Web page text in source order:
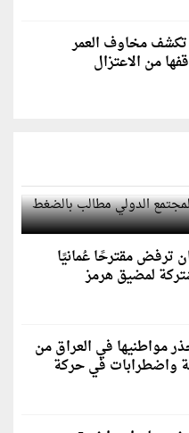
مخاوف العمر
من الاعتزال
الدولي مطالب
ترفض مقترحًا عُمانيًا
لمضيق هرمز
مواطنيها في العراق من
واضطرابات في حركة